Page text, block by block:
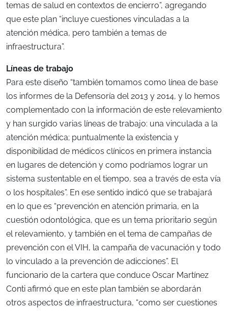
temas de salud en contextos de encierro”, agregando
que este plan “incluye cuestiones vinculadas a la
atención médica, pero también a temas de
infraestructura”.
Líneas de trabajo
Para este diseño “también tomamos como línea de base
los informes de la Defensoría del 2013 y 2014, y lo hemos
complementado con la información de este relevamiento
y han surgido varias líneas de trabajo: una vinculada a la
atención médica; puntualmente la existencia y
disponibilidad de médicos clínicos en primera instancia
en lugares de detención y como podríamos lograr un
sistema sustentable en el tiempo, sea a través de esta vía
o los hospitales”. En ese sentido indicó que se trabajará
en lo que es “prevención en atención primaria, en la
cuestión odontológica, que es un tema prioritario según
el relevamiento, y también en el tema de campañas de
prevención con el VIH, la campaña de vacunación y todo
lo vinculado a la prevención de adicciones”. El
funcionario de la cartera que conduce Oscar Martínez
Conti afirmó que en este plan también se abordarán
otros aspectos de infraestructura, “como ser cuestiones